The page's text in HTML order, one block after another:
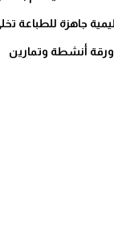
ورقة أنشطة تعليمية جاهزة للطباعة
طفلك يحب التعلم ويطور مهاراته بدون ملل. 11,000 ورقة أنشطة وتمارين